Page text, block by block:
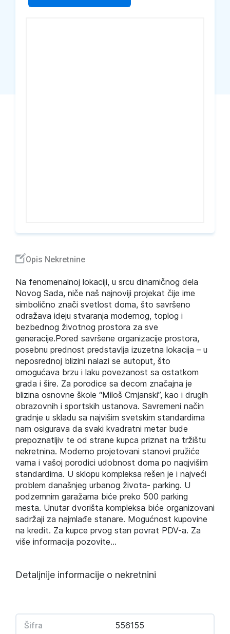
Opis Nekretnine
Na fenomenalnoj lokaciji, u srcu dinamičnog dela
Novog Sada, niče naš najnoviji projekat čije ime
simbolično znači svetlost doma, što savršeno
odražava ideju stvaranja modernog, toplog i
bezbednog životnog prostora za sve
generacije.Pored savršene organizacije prostora,
posebnu prednost predstavlja izuzetna lokacija – u
neposrednoj blizini nalazi se autoput, što
omogućava brzu i laku povezanost sa ostatkom
grada i šire. Za porodice sa decom značajna je
blizina osnovne škole “Miloš Crnjanski”, kao i drugih
obrazovnih i sportskih ustanova. Savremeni način
gradnje u skladu sa najvišim svetskim standardima
nam osigurava da svaki kvadratni metar bude
prepoznatljiv te od strane kupca priznat na tržištu
nekretnina. Moderno projetovani stanovi pružiće
vama i vašoj porodici udobnost doma po naqjvišim
standardima. U sklopu kompleksa rešen je i najveći
problem današnjeg urbanog života- parking. U
podzemnim garažama biće preko 500 parking
mesta. Unutar dvorišta kompleksa biće organizovani
sadržaji za najmlađe stanare. Mogućnost kupovine
na kredit. Za kupce prvog stan povrat PDV-a. Za
više informacija pozovite...
Detaljnije informacije o nekretnini
Šifra 556155